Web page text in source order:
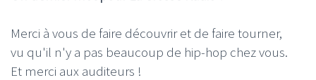
Merci à vous de faire découvrir et de faire tourner,
vu qu'il n'y a pas beaucoup de hip-hop chez vous.
Et merci aux auditeurs !